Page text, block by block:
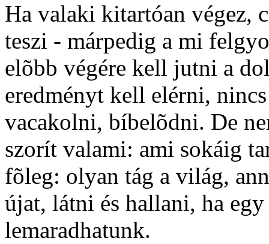
Ha valaki kitartóan végez,
teszi - márpedig a mi
elõbb végére kell jutni a
eredményt kell elérni,
vacakolni, bíbelõdni. De
szorít valami: ami sokáig
fõleg: olyan tág a világ,
újat, látni és hallani, ha
lemaradhatunk.